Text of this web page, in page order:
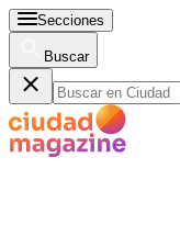
Secciones
Buscar